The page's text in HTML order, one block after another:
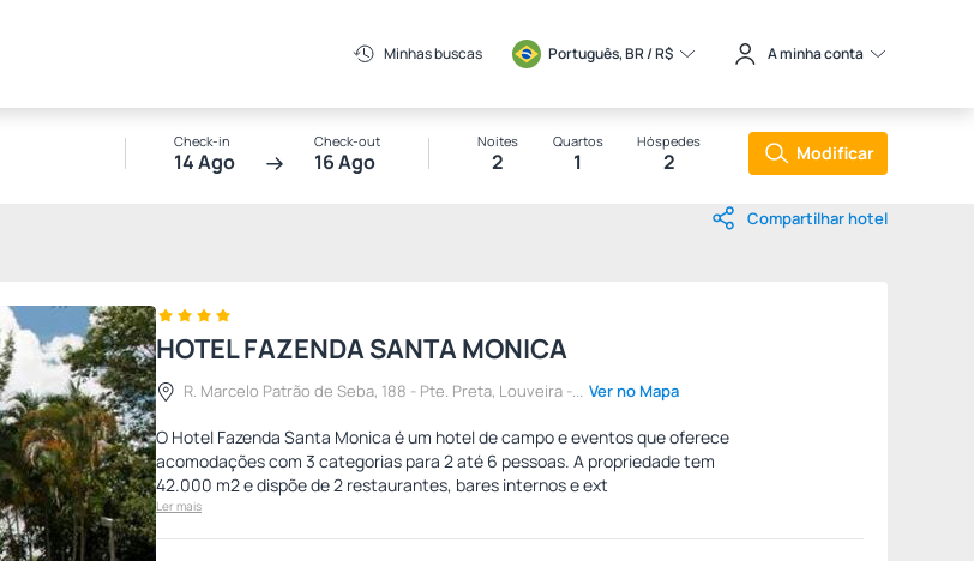
Minhas buscas Português, BR / R$ A minha conta
Check-in
14 Ago
Check-out
16 Ago
Noites
2
Quartos
1
Hóspedes
2 Modificar
Compartilhar hotel
HOTEL FAZENDA SANTA MONICA
R. Marcelo Patrão de Seba, 188 - Pte. Preta, Louveira -... Ver no Mapa
O Hotel Fazenda Santa Monica é um hotel de campo e eventos que oferece
acomodações com 3 categorias para 2 até 6 pessoas. A propriedade tem
42.000 m2 e dispõe de 2 restaurantes, bares internos e ext
Ler mais